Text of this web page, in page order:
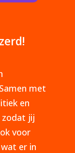
met
en
zodat jij
voor
er in